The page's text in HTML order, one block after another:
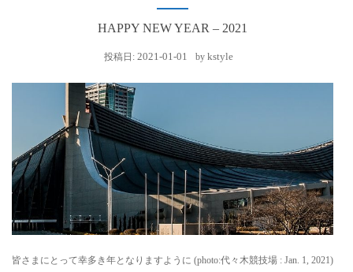
HAPPY NEW YEAR – 2021
投稿日: 2021-01-01 by kstyle
皆さまにとって幸多き年となりますように (photo:代々木競技場 : Jan. 1, 2021)